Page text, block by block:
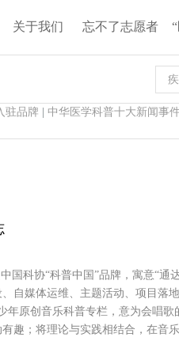
关于我们 忘不了志愿者
驻品牌 中华医学科普十大新闻事
国科协“科普中国”品牌，寓意“
自媒体运维、主题活动、项目落
年原创音乐科普专栏，意为会唱
趣；将理论与实践相结合，在音